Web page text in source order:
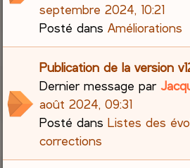
septembre 2024, 10:21
Posté dansAméliorations
Publication de la version
Dernier message par
août 2024, 09:31
Posté dansListes des
corrections